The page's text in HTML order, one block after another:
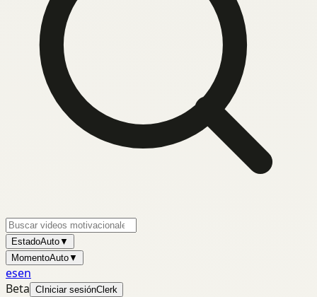
EstadoAuto▼
MomentoAuto▼
esen
Beta C Iniciar sesiónClerk